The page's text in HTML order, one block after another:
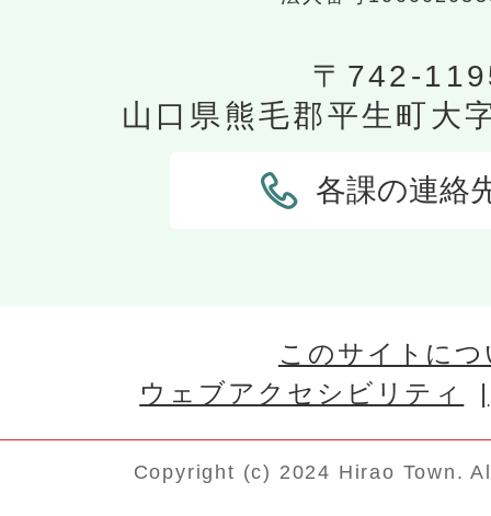
〒742-
山口県熊毛郡平生町大
各課の連絡
このサイトに
ウェブアクセシビリティ
Copyright (c) 2024 Hirao Town.